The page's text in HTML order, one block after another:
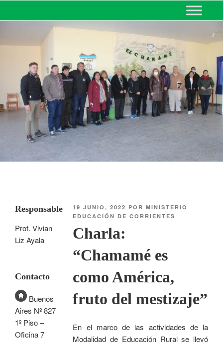
MINISTERIO DE EDUCACIÓN
DE CORRIENTES
19 JUNIO, 2022 PORMINISTERIO
EDUCACIÓN DE CORRIENTES
Charla:
“Chamamé es
como América,
fruto del mestizaje”
En el marco de las actividades de la
Modalidad de Educación Rural se llevó
Responsable
Prof. Vivian
Liz Ayala
Contacto
Buenos
Aires Nº 827
1º Piso –
Oficina 7